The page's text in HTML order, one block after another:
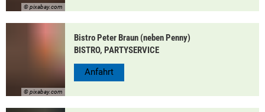
© pixabay.com
© pixabay.com
Bistro Peter Braun (neben Penny)
BISTRO, PARTYSERVICE
Anfahrt